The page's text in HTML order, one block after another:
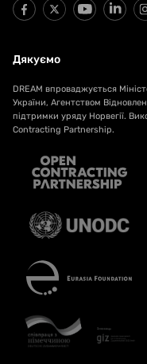
Дякуємо
DREAM впроваджується
України, Агентством
підтримки уряду Норвегії.
Contracting Partnership.